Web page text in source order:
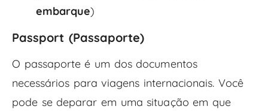
embarque)
Passport (Passaporte)
O passaporte é um dos documentos
necessários para viagens internacionais. Você
pode se deparar em uma situação em que